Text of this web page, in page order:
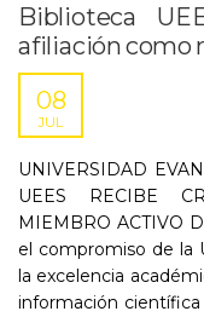
Biblioteca
afiliación como
08
JUL
UNIVERSIDAD
UEES RECIBE
MIEMBRO ACTIVO
el compromiso de la
la excelencia
información